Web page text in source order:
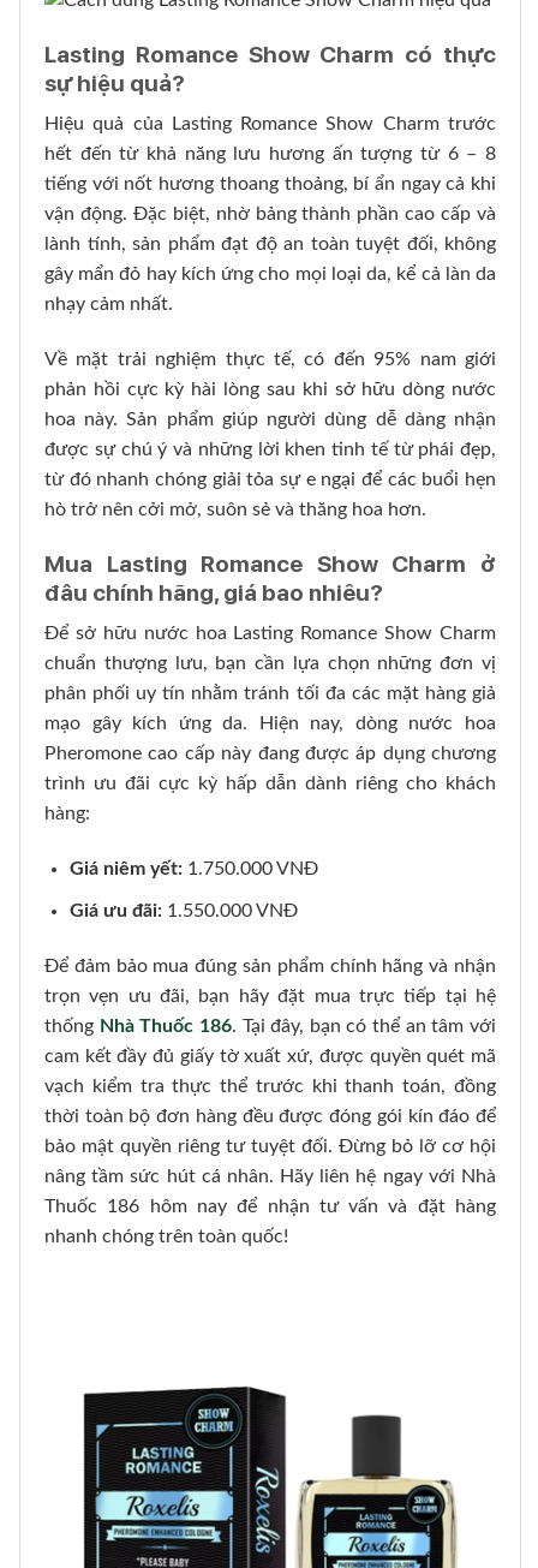
Lasting Romance Show Charm có thực
sự hiệu quả?
Hiệu quả của Lasting Romance Show Charm trước
hết đến từ khả năng lưu hương ấn tượng từ 6 – 8
tiếng với nốt hương thoang thoảng, bí ẩn ngay cả khi
vận động. Đặc biệt, nhờ bảng thành phần cao cấp và
lành tính, sản phẩm đạt độ an toàn tuyệt đối, không
gây mẩn đỏ hay kích ứng cho mọi loại da, kể cả làn da
nhạy cảm nhất.
Về mặt trải nghiệm thực tế, có đến 95% nam giới
phản hồi cực kỳ hài lòng sau khi sở hữu dòng nước
hoa này. Sản phẩm giúp người dùng dễ dàng nhận
được sự chú ý và những lời khen tinh tế từ phái đẹp,
từ đó nhanh chóng giải tỏa sự e ngại để các buổi hẹn
hò trở nên cởi mở, suôn sẻ và thăng hoa hơn.
Mua Lasting Romance Show Charm ở
đâu chính hãng, giá bao nhiêu?
Để sở hữu nước hoa Lasting Romance Show Charm
chuẩn thượng lưu, bạn cần lựa chọn những đơn vị
phân phối uy tín nhằm tránh tối đa các mặt hàng giả
mạo gây kích ứng da. Hiện nay, dòng nước hoa
Pheromone cao cấp này đang được áp dụng chương
trình ưu đãi cực kỳ hấp dẫn dành riêng cho khách
hàng:
Giá niêm yết:1.750.000 VNĐ
Giá ưu đãi:1.550.000 VNĐ
Để đảm bảo mua đúng sản phẩm chính hãng và nhận
trọn vẹn ưu đãi, bạn hãy đặt mua trực tiếp tại hệ
thống Nhà Thuốc 186. Tại đây, bạn có thể an tâm với
cam kết đầy đủ giấy tờ xuất xứ, được quyền quét mã
vạch kiểm tra thực thể trước khi thanh toán, đồng
thời toàn bộ đơn hàng đều được đóng gói kín đáo để
bảo mật quyền riêng tư tuyệt đối. Đừng bỏ lỡ cơ hội
nâng tầm sức hút cá nhân. Hãy liên hệ ngay với Nhà
Thuốc 186 hôm nay để nhận tư vấn và đặt hàng
nhanh chóng trên toàn quốc!